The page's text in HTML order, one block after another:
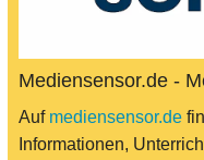
Mediensensor.de -
Auf mediensensor.de
Informationen,